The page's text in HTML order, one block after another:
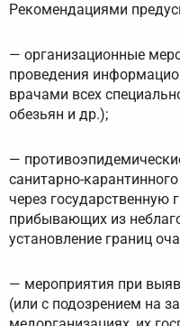
Рекомендациями
— организационные
проведения
врачами всех
обезьян и др.);
—
санитарно-
через государственную
прибывающих из
установление границ
— мероприятия при
(или с подозрением на